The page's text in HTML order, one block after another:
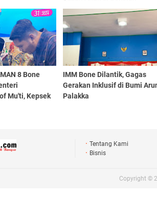
8 Bone
Mu'ti, Kepsek
IMM Bone Dilantik, Gagas
Gerakan Inklusif di Bumi
Palakka
Tentang Kami
Bisnis
Copyright ©